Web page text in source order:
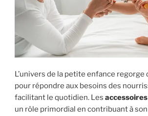
L’univers de la petite enfance regorge
pour répondre aux besoins des
facilitant le quotidien. Les
un rôle primordial en contribuant à